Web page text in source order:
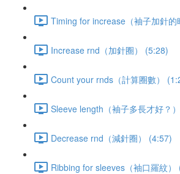
Timing for increase（袖子加針的
Increase rnd（加針圈） (5:28)
Count your rnds（計算圈數）
Sleeve length（袖子多長才好？
Decrease rnd（減針圈） (4:57)
Ribbing for sleeves（袖口羅紋）